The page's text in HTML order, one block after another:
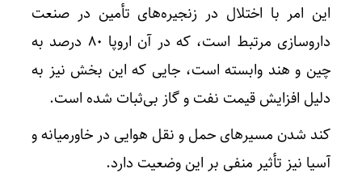
این امر با اختلال در زنجیره‌های تأمین در صنعت
داروسازی مرتبط است، که در آن اروپا 80 درصد به
چین و هند وابسته است، جایی که این بخش نیز به
دلیل افزایش قیمت نفت و گاز بی‌ثبات شده است.
کند شدن مسیرهای حمل و نقل هوایی در خاورمیانه و
آسیا نیز تأثیر منفی بر این وضعیت دارد.